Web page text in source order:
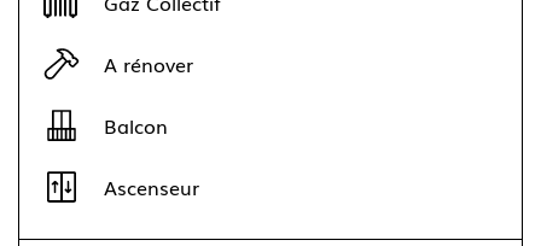
A rénover
Balcon
Ascenseur